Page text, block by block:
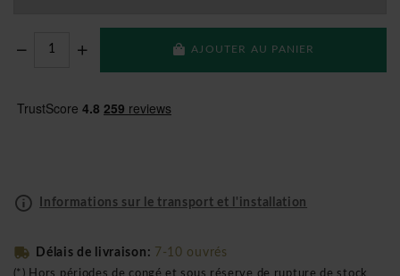
AJOUTER AU PANIER
Informations sur le transport et l'installation
Délais de livraison: 7-10 ouvrés
(*) Hors périodes de congé et sous réserve de rupture de stock